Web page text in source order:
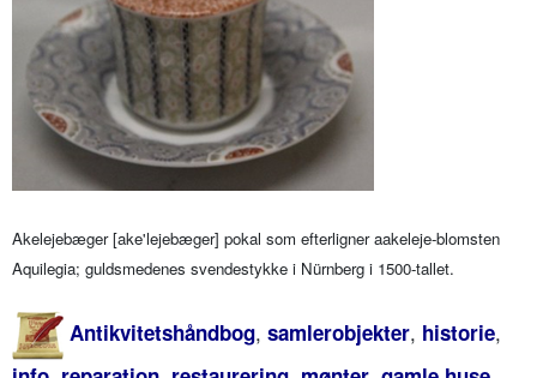
Akelejebæger [ake'lejebæger] pokal som efterligner aakeleje-blomsten
Aquilegia; guldsmedenes svendestykke i Nürnberg i 1500-tallet.
Antikvitetshåndbog, samlerobjekter, historie,